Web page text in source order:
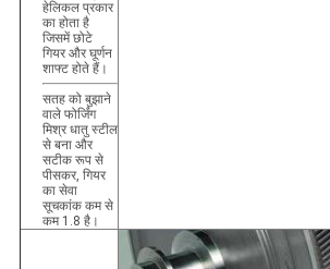
हेलिकल प्रकार
का होता है
जिसमें छोटे
गियर और घूर्णन
शाफ्ट होते हैं।
सतह को बुझाने
वाले फोर्जिंग
मिश्र धातु स्टील
से बना और
सटीक रूप से
पीसकर, गियर
का सेवा
सूचकांक कम से
कम 1.8 है।